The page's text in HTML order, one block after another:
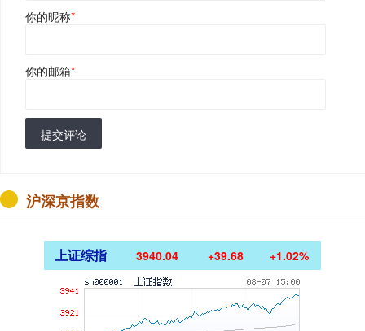
你的昵称*
你的邮箱*
提交评论
沪深京指数
上证综指 3940.04 +39.68 +1.02%